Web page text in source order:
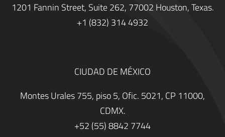
escala
CIUDAD DE MÉXICO
Montes Urales 755, piso 5, Ofic. 5021, CP 11000,
CDMX.
+52 (55) 8842 7744
1201 Fannin Street, Suite 262, 77002 Houston, Texas.
+1 (832) 314 4932